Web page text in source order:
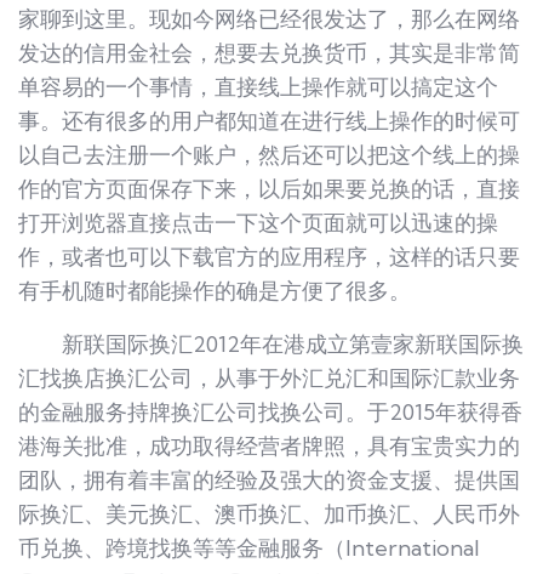
家聊到这里。现如今网络已经很发达了，那么在网络
发达的信用金社会，想要去兑换货币，其实是非常简
单容易的一个事情，直接线上操作就可以搞定这个
事。还有很多的用户都知道在进行线上操作的时候可
以自己去注册一个账户，然后还可以把这个线上的操
作的官方页面保存下来，以后如果要兑换的话，直接
打开浏览器直接点击一下这个页面就可以迅速的操
作，或者也可以下载官方的应用程序，这样的话只要
有手机随时都能操作的确是方便了很多。
新联国际换汇2012年在港成立第壹家新联国际换
汇找换店换汇公司，从事于外汇兑汇和国际汇款业务
的金融服务持牌换汇公司找换公司。于2015年获得香
港海关批准，成功取得经营者牌照，具有宝贵实力的
团队，拥有着丰富的经验及强大的资金支援、提供国
际换汇、美元换汇、澳币换汇、加币换汇、人民币外
币兑换、跨境找换等等金融服务（International